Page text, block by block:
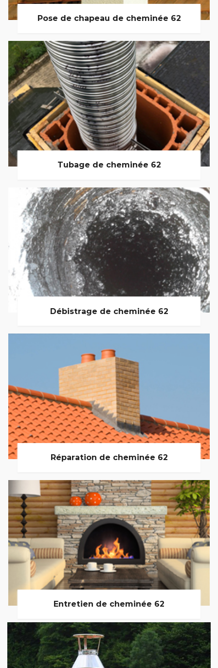
Pose de chapeau de cheminée 62
Tubage de cheminée 62
Débistrage de cheminée 62
Réparation de cheminée 62
Entretien de cheminée 62